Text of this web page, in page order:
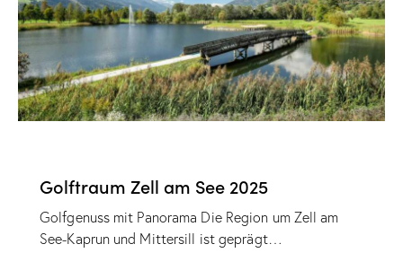
Golftraum Zell am See 2025
Golfgenuss mit Panorama Die Region um Zell am
See-Kaprun und Mittersill ist geprägt…